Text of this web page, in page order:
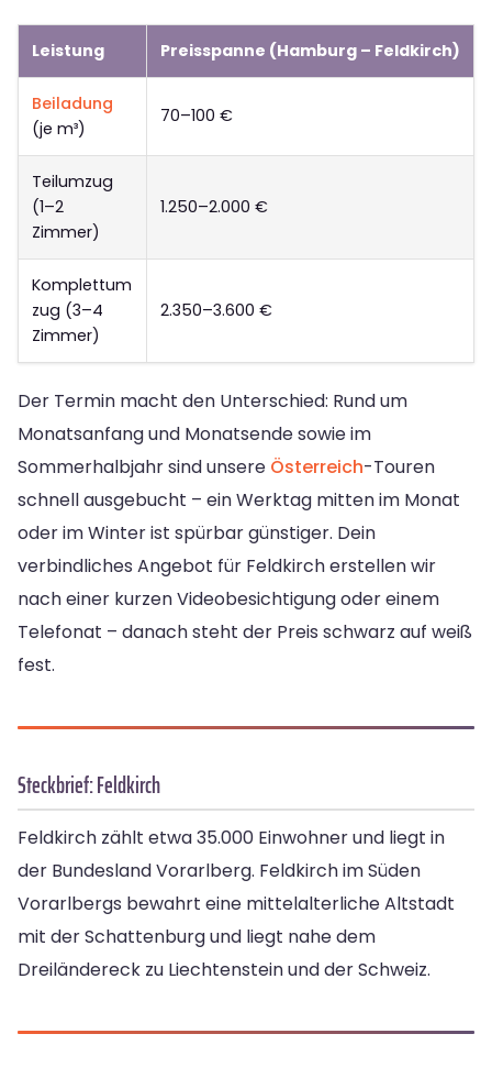
Leistung Preisspanne (Hamburg – Feldkirch)
Beiladung
(je m³)
70–100 €
Teilumzug
(1–2
Zimmer)
1.250–2.000 €
Komplettum
zug (3–4
Zimmer)
2.350–3.600 €
Der Termin macht den Unterschied: Rund um
Monatsanfang und Monatsende sowie im
Sommerhalbjahr sind unsere Österreich-Touren
schnell ausgebucht – ein Werktag mitten im Monat
oder im Winter ist spürbar günstiger. Dein
verbindliches Angebot für Feldkirch erstellen wir
nach einer kurzen Videobesichtigung oder einem
Telefonat – danach steht der Preis schwarz auf weiß
fest.
Steckbrief: Feldkirch
Feldkirch zählt etwa 35.000 Einwohner und liegt in
der Bundesland Vorarlberg. Feldkirch im Süden
Vorarlbergs bewahrt eine mittelalterliche Altstadt
mit der Schattenburg und liegt nahe dem
Dreiländereck zu Liechtenstein und der Schweiz.